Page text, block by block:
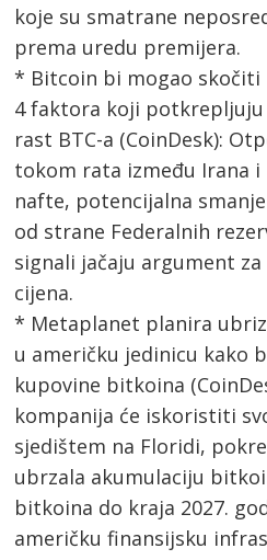
koje su smatrane
prema uredu premijera.
* Bitcoin bi mogao skočiti
4 faktora koji potkrepljuju
rast BTC-a (CoinDesk):
tokom rata između Irana i
nafte, potencijalna
od strane Federalnih
signali jačaju argument
cijena.
* Metaplanet planira
u američku jedinicu kako
kupovine bitkoina
kompanija će iskoristiti
sjedištem na Floridi,
ubrzala akumulaciju
bitkoina do kraja 2027.
američku finansijsku